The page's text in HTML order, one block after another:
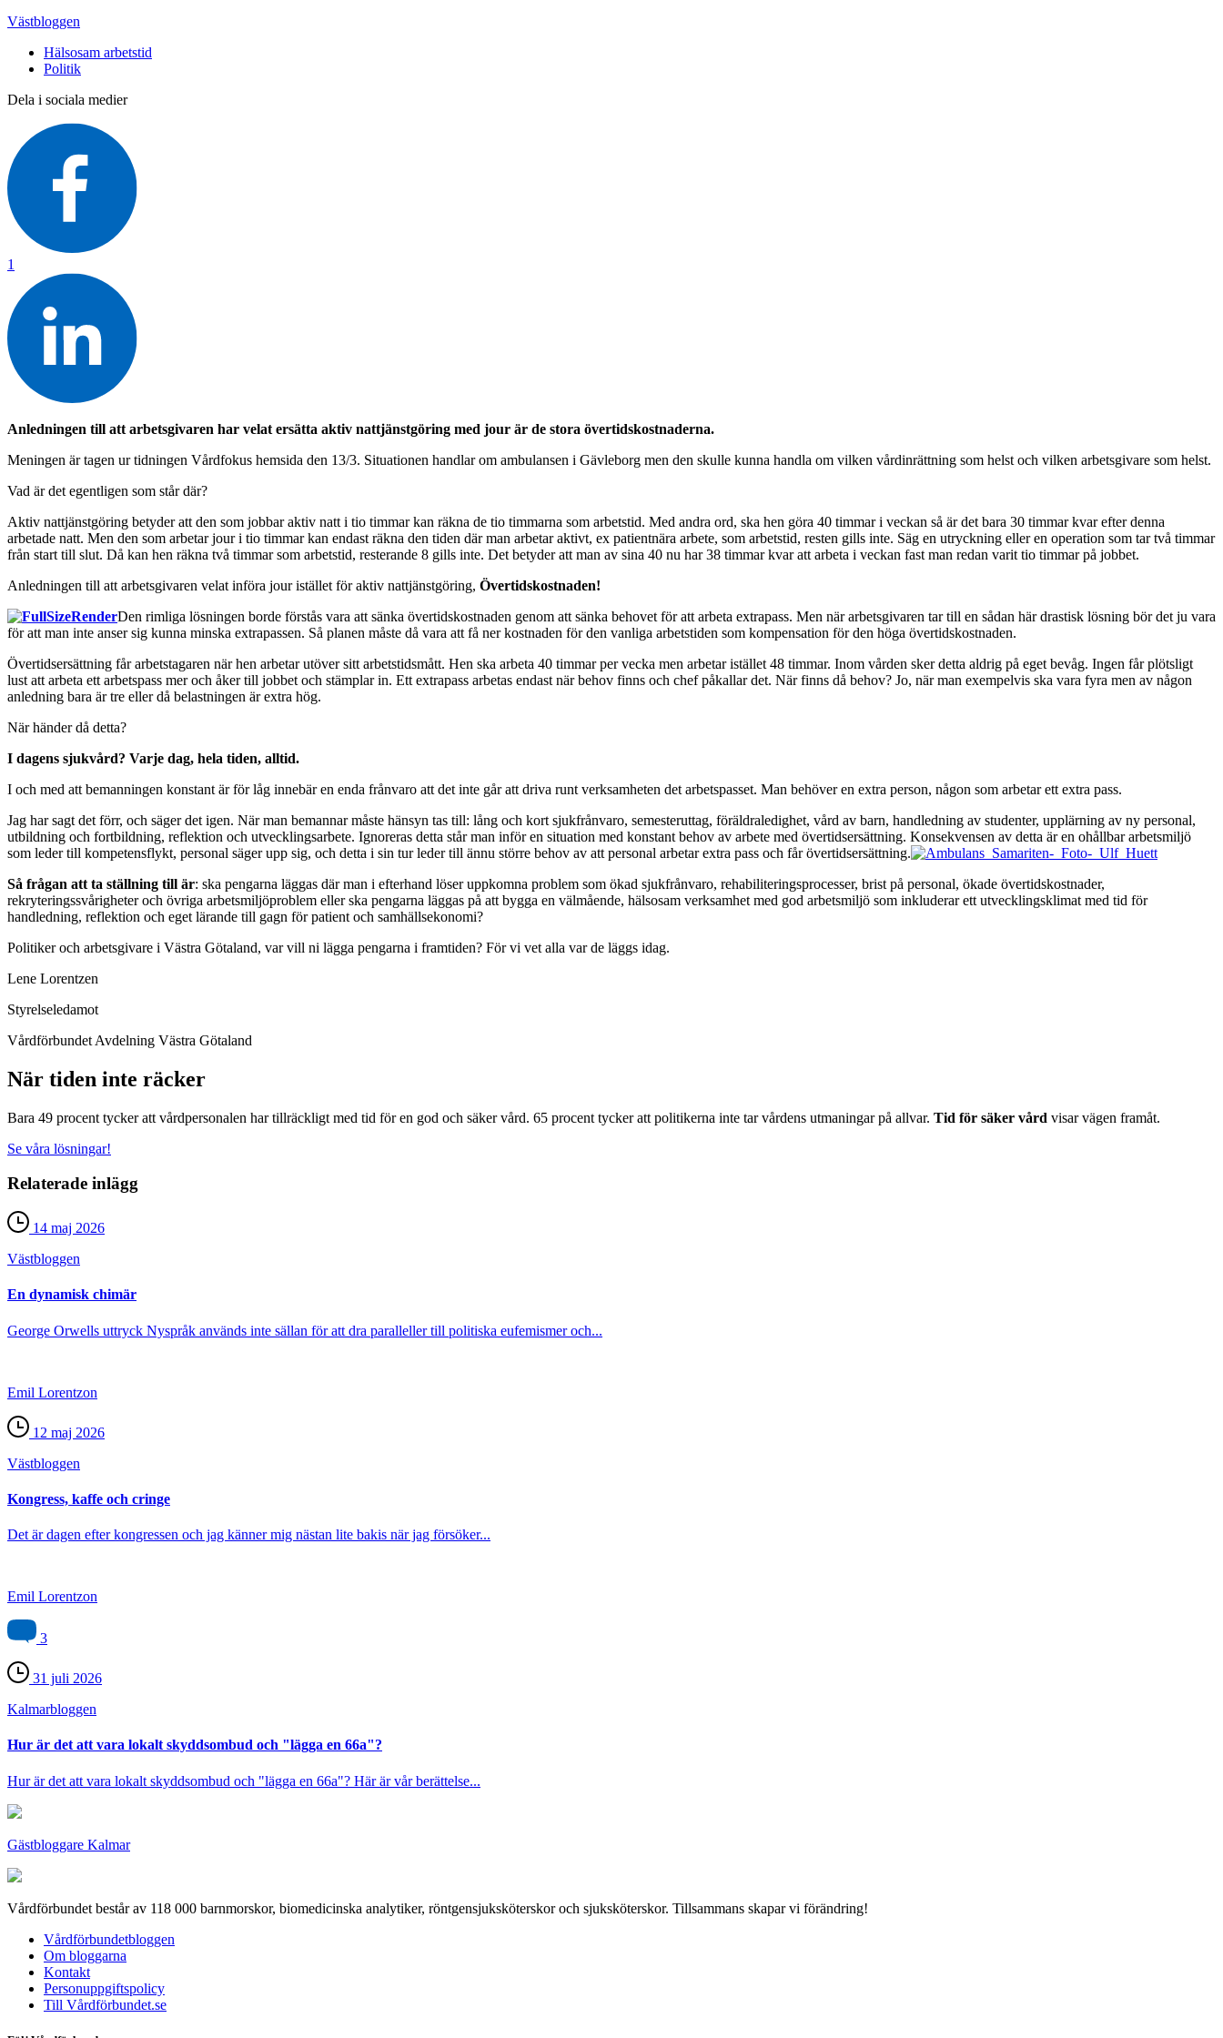
Västbloggen
Hälsosam arbetstid
Politik
Dela i sociala medier
1
Anledningen till att arbetsgivaren har velat ersätta aktiv nattjänstgöring med jour är de stora övertidskostnaderna.
Meningen är tagen ur tidningen Vårdfokus hemsida den 13/3. Situationen handlar om ambulansen i Gävleborg men den skulle kunna handla om vilken vårdinrättning som helst och vilken arbetsgivare som helst.
Vad är det egentligen som står där?
Aktiv nattjänstgöring betyder att den som jobbar aktiv natt i tio timmar kan räkna de tio timmarna som arbetstid. Med andra ord, ska hen göra 40 timmar i veckan så är det bara 30 timmar kvar efter denna
arbetade natt. Men den som arbetar jour i tio timmar kan endast räkna den tiden där man arbetar aktivt, ex patientnära arbete, som arbetstid, resten gills inte. Säg en utryckning eller en operation som tar två timmar
från start till slut. Då kan hen räkna två timmar som arbetstid, resterande 8 gills inte. Det betyder att man av sina 40 nu har 38 timmar kvar att arbeta i veckan fast man redan varit tio timmar på jobbet.
Anledningen till att arbetsgivaren velat införa jour istället för aktiv nattjänstgöring, Övertidskostnaden!
Den rimliga lösningen borde förstås vara att sänka övertidskostnaden genom att sänka behovet för att arbeta extrapass. Men när arbetsgivaren tar till en sådan här drastisk lösning bör det ju vara
för att man inte anser sig kunna minska extrapassen. Så planen måste då vara att få ner kostnaden för den vanliga arbetstiden som kompensation för den höga övertidskostnaden.
Övertidsersättning får arbetstagaren när hen arbetar utöver sitt arbetstidsmått. Hen ska arbeta 40 timmar per vecka men arbetar istället 48 timmar. Inom vården sker detta aldrig på eget bevåg. Ingen får plötsligt
lust att arbeta ett arbetspass mer och åker till jobbet och stämplar in. Ett extrapass arbetas endast när behov finns och chef påkallar det. När finns då behov? Jo, när man exempelvis ska vara fyra men av någon
anledning bara är tre eller då belastningen är extra hög.
När händer då detta?
I dagens sjukvård? Varje dag, hela tiden, alltid.
I och med att bemanningen konstant är för låg innebär en enda frånvaro att det inte går att driva runt verksamheten det arbetspasset. Man behöver en extra person, någon som arbetar ett extra pass.
Jag har sagt det förr, och säger det igen. När man bemannar måste hänsyn tas till: lång och kort sjukfrånvaro, semesteruttag, föräldraledighet, vård av barn, handledning av studenter, upplärning av ny personal,
utbildning och fortbildning, reflektion och utvecklingsarbete. Ignoreras detta står man inför en situation med konstant behov av arbete med övertidsersättning. Konsekvensen av detta är en ohållbar arbetsmiljö
som leder till kompetensflykt, personal säger upp sig, och detta i sin tur leder till ännu större behov av att personal arbetar extra pass och får övertidsersättning.
Så frågan att ta ställning till är: ska pengarna läggas där man i efterhand löser uppkomna problem som ökad sjukfrånvaro, rehabiliteringsprocesser, brist på personal, ökade övertidskostnader,
rekryteringssvårigheter och övriga arbetsmiljöproblem eller ska pengarna läggas på att bygga en välmående, hälsosam verksamhet med god arbetsmiljö som inkluderar ett utvecklingsklimat med tid för
handledning, reflektion och eget lärande till gagn för patient och samhällsekonomi?
Politiker och arbetsgivare i Västra Götaland, var vill ni lägga pengarna i framtiden? För vi vet alla var de läggs idag.
Lene Lorentzen
Styrelseledamot
Vårdförbundet Avdelning Västra Götaland
När tiden inte räcker
Bara 49 procent tycker att vårdpersonalen har tillräckligt med tid för en god och säker vård. 65 procent tycker att politikerna inte tar vårdens utmaningar på allvar. Tid för säker vård visar vägen framåt.
Se våra lösningar!
Relaterade inlägg
14 maj 2026
Väst­bloggen
En dynamisk chimär
George Orwells uttryck Nyspråk används inte sällan för att dra paralleller till politiska eufemismer och...
Emil Lorentzon
12 maj 2026
Väst­bloggen
Kongress, kaffe och cringe
Det är dagen efter kongressen och jag känner mig nästan lite bakis när jag försöker...
Emil Lorentzon
3
31 juli 2026
Kalmar­bloggen
Hur är det att vara lokalt skyddsombud och "lägga en 66a"?
Hur är det att vara lokalt skyddsombud och "lägga en 66a"? Här är vår berättelse...
Gästbloggare Kalmar
Vårdförbundet består av 118 000 barnmorskor, biomedicinska analytiker, röntgensjuksköterskor och sjuksköterskor. Tillsammans skapar vi förändring!
Vårdförbundetbloggen
Om bloggarna
Kontakt
Personuppgiftspolicy
Till Vårdförbundet.se